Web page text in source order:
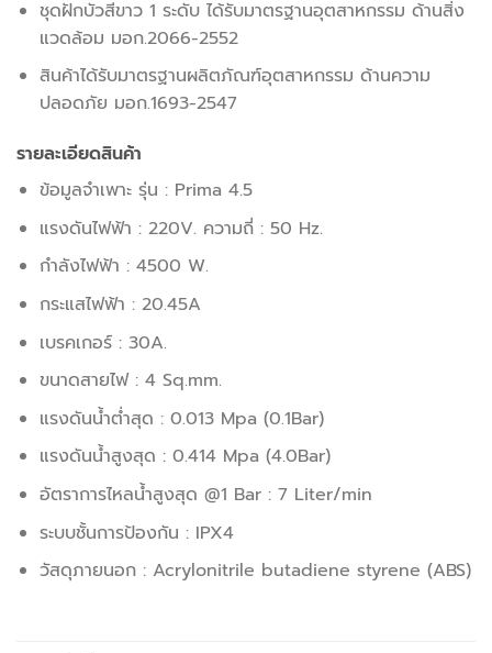
ชุดฝักบัวสีขาว 1 ระดับ ได้รับมาตรฐานอุตสาหกรรม ด้านสิ่ง
แวดล้อม มอก.2066-2552
สินค้าได้รับมาตรฐานผลิตภัณฑ์อุตสาหกรรม ด้านความ
ปลอดภัย มอก.1693-2547
รายละเอียดสินค้า
ข้อมูลจำเพาะ รุ่น : Prima 4.5
แรงดันไฟฟ้า : 220V. ความถี่ : 50 Hz.
กำลังไฟฟ้า : 4500 W.
กระแสไฟฟ้า : 20.45A
เบรคเกอร์ : 30A.
ขนาดสายไฟ : 4 Sq.mm.
แรงดันน้ำต่ำสุด : 0.013 Mpa (0.1Bar)
แรงดันน้ำสูงสุด : 0.414 Mpa (4.0Bar)
อัตราการไหลน้ำสูงสุด @1 Bar : 7 Liter/min
ระบบชั้นการป้องกัน : IPX4
วัสดุภายนอก : Acrylonitrile butadiene styrene (ABS)